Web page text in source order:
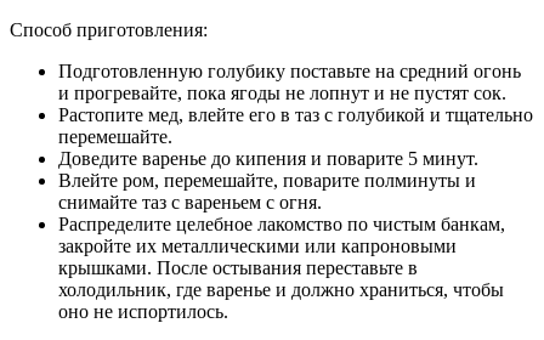
Способ приготовления:
Подготовленную голубику поставьте на средний огонь
и прогревайте, пока ягоды не лопнут и не пустят сок.
Растопите мед, влейте его в таз с голубикой и тщательно
перемешайте.
Доведите варенье до кипения и поварите 5 минут.
Влейте ром, перемешайте, поварите полминуты и
снимайте таз с вареньем с огня.
Распределите целебное лакомство по чистым банкам,
закройте их металлическими или капроновыми
крышками. После остывания переставьте в
холодильник, где варенье и должно храниться, чтобы
оно не испортилось.